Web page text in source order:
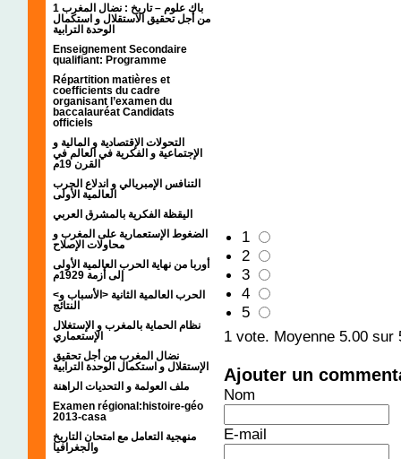
1 باك علوم – تاريخ : نضال المغرب
من أجل تحقيق الاستقلال و استكمال
الوحدة الترابية
Enseignement Secondaire
qualifiant: Programme
Répartition matières et
coefficients du cadre
organisant l’examen du
baccalauréat Candidats
officiels
التحولات الإقتصادية و المالية و
الإجتماعية و الفكرية في العالم في
القرن 19م
التنافس الإمبريالي و اندلاع الحرب
العالمية الأولى
اليقظة الفكرية بالمشرق العربي
الضغوط الإستعمارية على المغرب و
محاولات الإصلاح
أوربا من نهاية الحرب العالمية الأولى
إلى أزمة 1929م
<الحرب العالمية الثانية <الأسباب و
النتائج
نظام الحماية بالمغرب و الإستغلال
الإستعماري
نضال المغرب من أجل تحقيق
الإستقلال و استكمال الوحدة الترابية
ملف العولمة و التحديات الراهنة
Examen régional:histoire-géo
2013-casa
منهجية التعامل مع امتحان التاريخ
والجغرافيا
1
2
3
4
5
1 vote. Moyenne 5.00 sur
Ajouter un
Nom
E-mail